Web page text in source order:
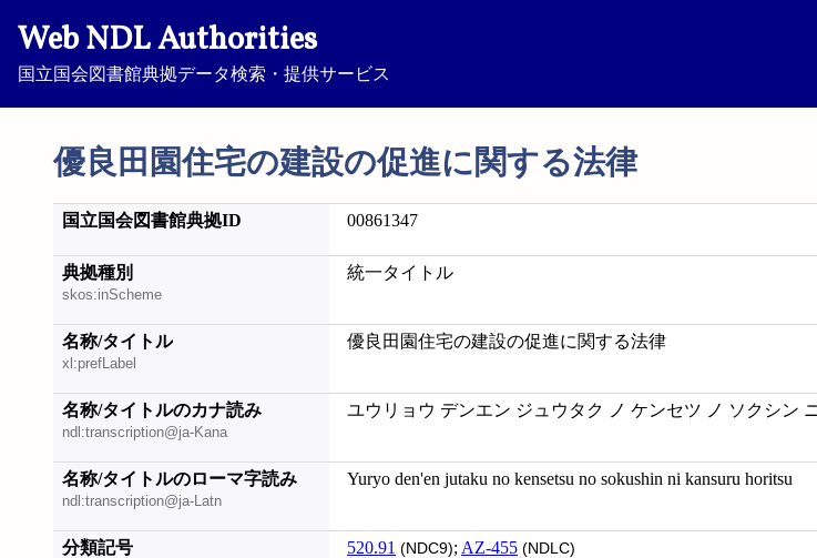
Web NDL Authorities
国立国会図書館典拠データ検索・提供サービス
優良田園住宅の建設の促進に関する法律
国立国会図書館典拠ID 00861347
典拠種別
skos:inScheme
統一タイトル
名称/タイトル
xl:prefLabel
優良田園住宅の建設の促進に関する法律
名称/タイトルのカナ読み
ndl:transcription@ja-Kana
ユウリョウ デンエン ジュウタク ノ ケンセツ ノ ソクシン
名称/タイトルのローマ字読み
ndl:transcription@ja-Latn
Yuryo den'en jutaku no kensetsu no sokushin ni kansuru horitsu
分類記号 520.91 (NDC9); AZ-455 (NDLC)